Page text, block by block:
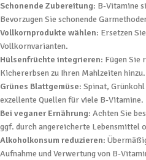
Schonende Zubereitung: B-Vitamine
Bevorzugen Sie schonende
Vollkornprodukte wählen: Ersetzen
Vollkornvarianten.
Hülsenfrüchte integrieren: Fügen Sie
Kichererbsen zu Ihren Mahlzeiten hinzu.
Grünes Blattgemüse: Spinat,
exzellente Quellen für viele B-Vitamine.
Bei veganer Ernährung: Achten Sie
ggf. durch angereicherte Lebensmittel
Alkoholkonsum reduzieren:
Aufnahme und Verwertung von B-